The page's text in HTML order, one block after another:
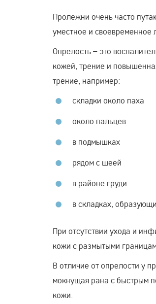
Пролежни очень часто
уместное и своевременное
Опрелость – это
кожей, трение и
трение, например:
складки около паха
около пальцев
в подмышках
рядом с шеей
в районе груди
в складках,
При отсутствии ухода и
кожи с размытыми
В отличие от опрелости у
мокнущая рана с быстрым
кожи.